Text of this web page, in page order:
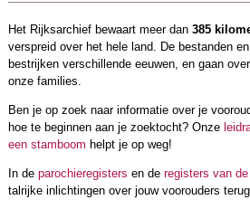
Het Rijksarchief bewaart meer dan 385
verspreid over het hele land. De bestanden
bestrijken verschillende eeuwen, en gaan
onze families.
Ben je op zoek naar informatie over je
hoe te beginnen aan je zoektocht? Onze
een stamboom helpt je op weg!
In de parochieregisters en de registers van
talrijke inlichtingen over jouw voorouders